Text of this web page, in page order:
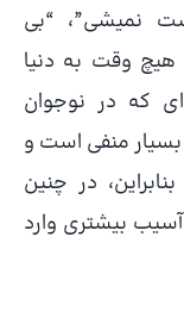
نمیشی”، “بی
وقت به دنیا
که در نوجوان
منفی است و
در چنین
بیشتری وارد